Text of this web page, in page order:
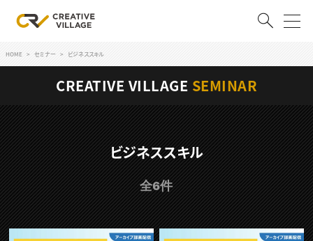
ログイン 会員登録
RECRUIT
クリエイター求人を探す
CREATIVE JOB求人検索
特集求人
採用説明会
転職支援サービス
CONTENTS
HOME セミナー ビジネススキル
CREATIVE VILLAGE SEMINAR
ビジネススキル
全6件